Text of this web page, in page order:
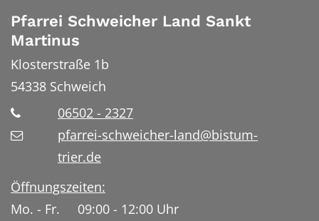
Pfarrei Schweicher Land Sankt
Martinus
Klosterstraße 1b
54338 Schweich
06502 - 2327
pfarrei-schweicher-land@bistum-
trier.de
Öffnungszeiten:
Mo. - Fr. 09:00 - 12:00 Uhr